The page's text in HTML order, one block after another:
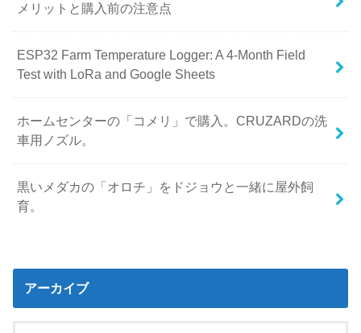
メリットと購入前の注意点
ESP32 Farm Temperature Logger: A 4-Month Field
Test with LoRa and Google Sheets
ホームセンターの「コメリ」で購入。CRUZARDの洗
車用ノズル。
黒いメダカの「オロチ」をドジョウと一緒に屋外飼
育。
アーカイブ